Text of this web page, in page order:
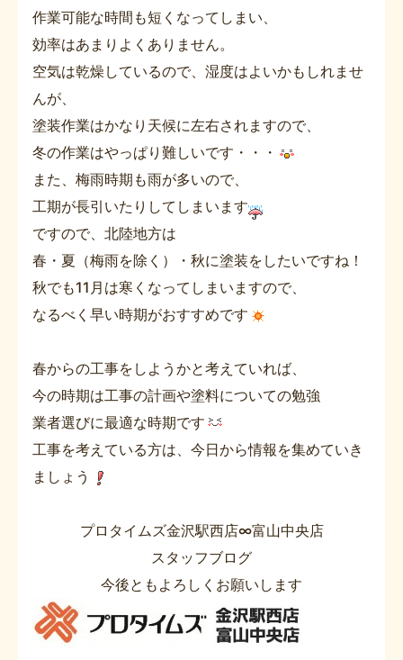
作業可能な時間も短くなってしまい、
効率はあまりよくありません。
空気は乾燥しているので、湿度はよいかもしれませ
んが、
塗装作業はかなり天候に左右されますので、
冬の作業はやっぱり難しいです・・・
また、梅雨時期も雨が多いので、
工期が長引いたりしてしまいます
ですので、北陸地方は
春・夏（梅雨を除く）・秋に塗装をしたいですね！
秋でも11月は寒くなってしまいますので、
なるべく早い時期がおすすめです
春からの工事をしようかと考えていれば、
今の時期は工事の計画や塗料についての勉強
業者選びに最適な時期です
工事を考えている方は、今日から情報を集めていき
ましょう
プロタイムズ金沢駅西店∞富山中央店
スタッフブログ
今後ともよろしくお願いします